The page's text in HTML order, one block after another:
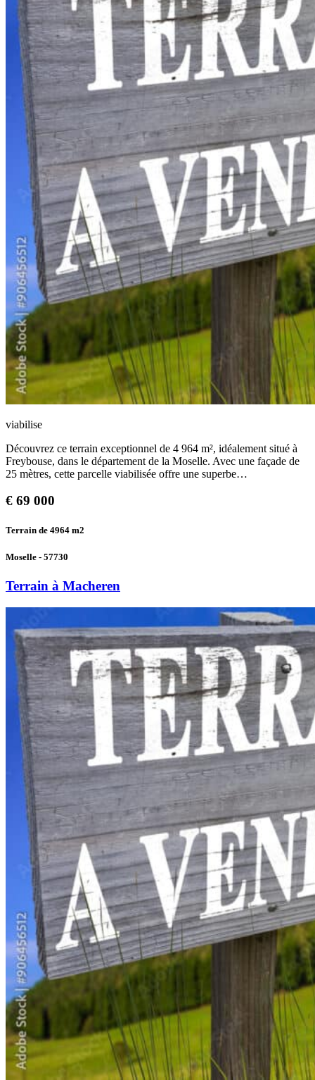
viabilise
Découvrez ce terrain exceptionnel de 4 964 m², idéalement situé à
Freybouse, dans le département de la Moselle. Avec une façade de
25 mètres, cette parcelle viabilisée offre une superbe…
€ 69 000
Terrain de 4964 m2
Moselle - 57730
Terrain à Macheren